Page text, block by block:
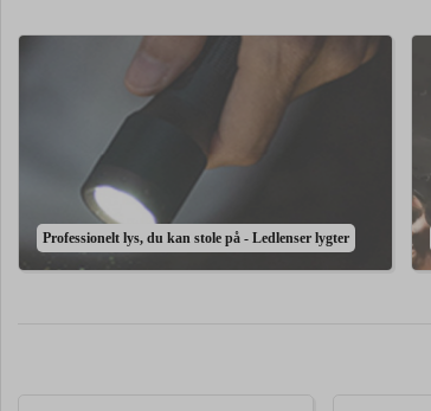
Professionelt lys, du kan stole på - Ledlenser lygter